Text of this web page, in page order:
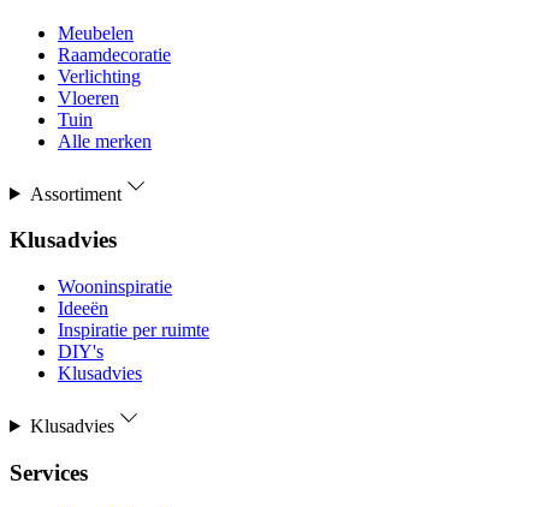
Meubelen
Raamdecoratie
Verlichting
Vloeren
Tuin
Alle merken
Assortiment
Klusadvies
Wooninspiratie
Ideeën
Inspiratie per ruimte
DIY's
Klusadvies
Klusadvies
Services